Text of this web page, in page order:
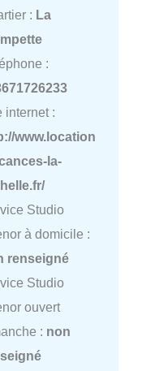
: La
:
internet :
www.location
la-
Studio
à domicile :
renseigné
Studio
ouvert
: non